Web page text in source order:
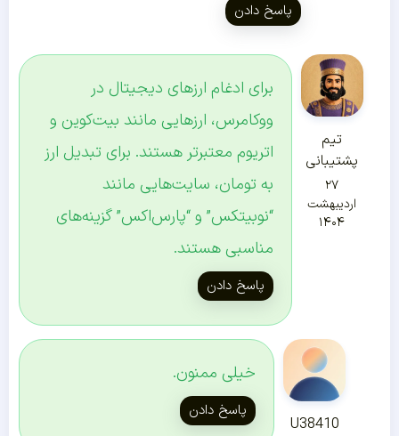
پاسخ دادن
تیم
پشتیبانی
۲۷
اردیبهشت
۱۴۰۴
برای ادغام ارزهای دیجیتال در
ووکامرس، ارزهایی مانند بیت‌کوین و
اتریوم معتبرتر هستند. برای تبدیل ارز
به تومان، سایت‌هایی مانند
“نوبیتکس” و “پارس‌اکس” گزینه‌های
مناسبی هستند.
پاسخ دادن
U38410
خیلی ممنون.
پاسخ دادن